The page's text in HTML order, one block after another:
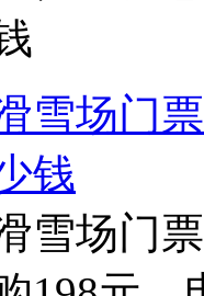
雪场门
钱
雪场门